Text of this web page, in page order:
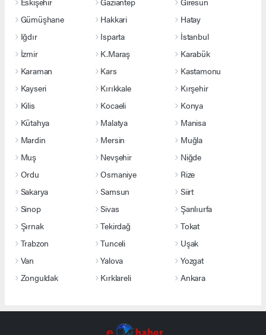
Gümüşhane
Hakkari
Hatay
Iğdır
Isparta
İstanbul
İzmir
K.Maraş
Karabük
Karaman
Kars
Kastamonu
Kayseri
Kırıkkale
Kırşehir
Kilis
Kocaeli
Konya
Kütahya
Malatya
Manisa
Mardin
Mersin
Muğla
Muş
Nevşehir
Niğde
Ordu
Osmaniye
Rize
Sakarya
Samsun
Siirt
Sinop
Sivas
Şanlıurfa
Şırnak
Tekirdağ
Tokat
Trabzon
Tunceli
Uşak
Van
Yalova
Yozgat
Zonguldak
Kırklareli Ankara